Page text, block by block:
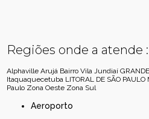
Regiões onde a atende :
Alphaville Arujá Bairro Vila Jundiaí
Itaquaquecetuba LITORAL DE SÃO PAULO
Paulo Zona Oeste Zona Sul
Aeroporto